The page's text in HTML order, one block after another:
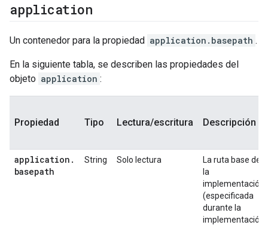
application
Un contenedor para la propiedad application.basepath .
En la siguiente tabla, se describen las propiedades del
objeto application :
Propiedad Tipo Lectura/escritura Descripción
application .
basepath
String Solo lectura
La ruta base de
la
implementación
(especificada
durante la
implementación